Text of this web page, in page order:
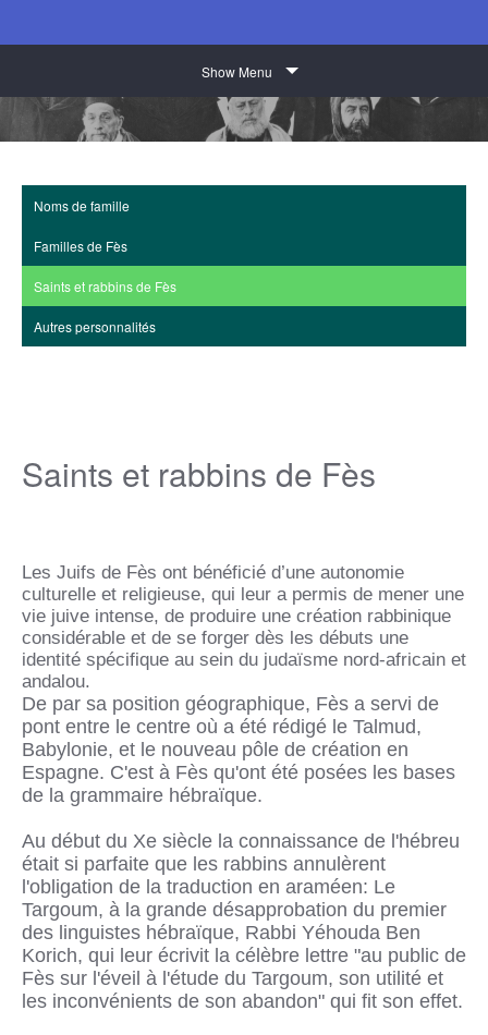
Show Menu
Noms de famille
Familles de Fès
Saints et rabbins de Fès
Autres personnalités
Saints et rabbins de Fès
Les Juifs de Fès ont bénéficié d’une autonomie
culturelle et religieuse, qui leur a permis de mener une
vie juive intense, de produire une création rabbinique
considérable et de se forger dès les débuts une
identité spécifique au sein du judaïsme nord-africain et
andalou.
De par sa position géographique, Fès a servi de
pont entre le centre où a été rédigé le Talmud,
Babylonie, et le nouveau pôle de création en
Espagne. C'est à Fès qu'ont été posées les bases
de la grammaire hébraïque.
Au début du Xe siècle la connaissance de l'hébreu
était si parfaite que les rabbins annulèrent
l'obligation de la traduction en araméen: Le
Targoum, à la grande désapprobation du premier
des linguistes hébraïque, Rabbi Yéhouda Ben
Korich, qui leur écrivit la célèbre lettre "au public de
Fès sur l'éveil à l'étude du Targoum, son utilité et
les inconvénients de son abandon" qui fit son effet.